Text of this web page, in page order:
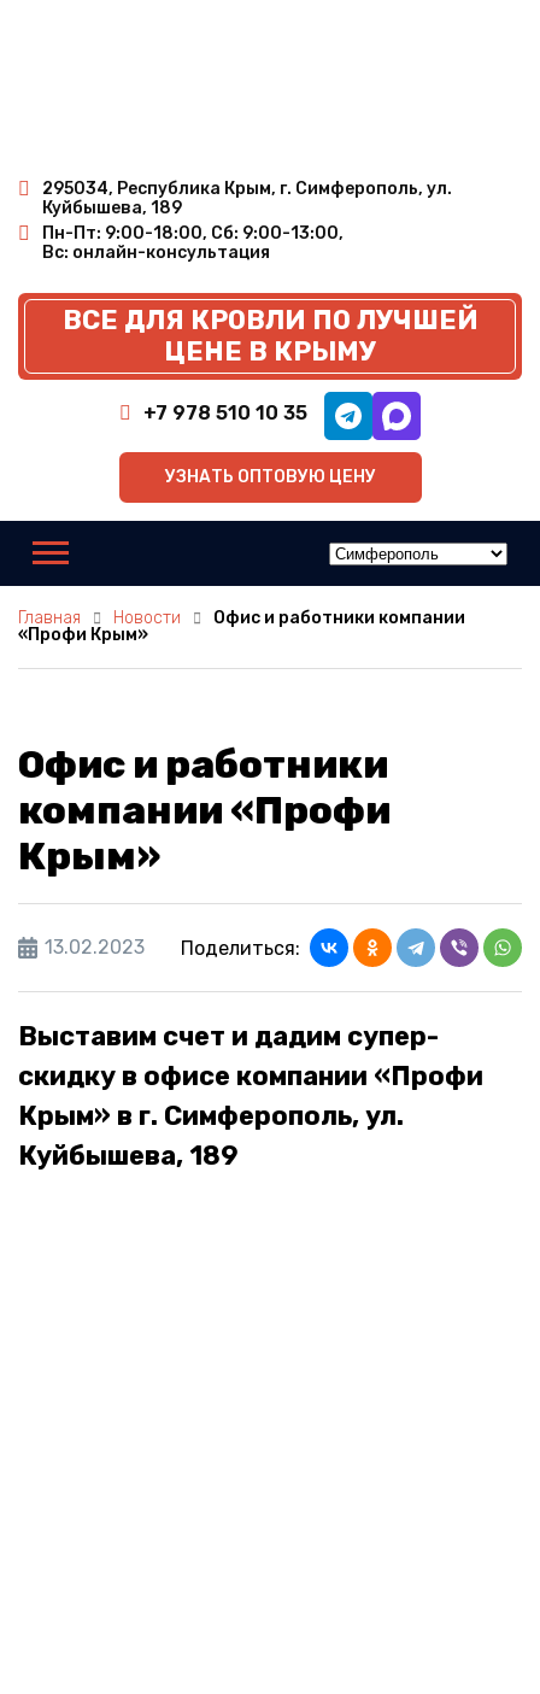
295034, Республика Крым, г. Симферополь, ул.
Куйбышева, 189
Пн-Пт: 9:00-18:00, Сб: 9:00-13:00,
Вс: онлайн-консультация
ВСЕ ДЛЯ КРОВЛИ ПО ЛУЧШЕЙ
ЦЕНЕ В КРЫМУ
+7 978 510 10 35
УЗНАТЬ ОПТОВУЮ ЦЕНУ
Главная Новости
Офис и работники компании
«Профи Крым»
Офис и работники
компании «Профи
Крым»
13.02.2023 Поделиться:
Выставим счет и дадим супер-
скидку в офисе компании «Профи
Крым» в г. Симферополь, ул.
Куйбышева, 189